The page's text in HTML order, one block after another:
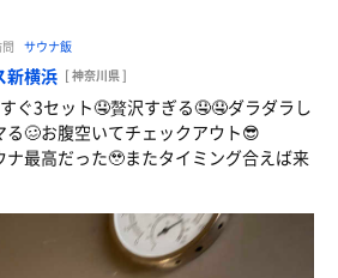
息するのも痛い🥵🥵耐えて下空いた瞬間
🤪怖くて立てないからこれ大事🤪🤪出
度いい水風呂でゆったり冷却して暖簾の
いスペースでなんか見たことあるマン
🥴
って炭酸泉で締めて終了
ョンGoogle先生に聞いたらルネ神星川
ら見たことあったんだ😉上星川初めて来
ぎはしてたんだね🤩
ールと僕の三大欲求満たして帰宅🏃
サウナ飯
新横浜 [ 神奈川県 ]
ぐ3セット🤤贅沢すぎる🤤🤤ダラダラし
る🥴お腹空いてチェックアウト😎
ナ最高だった🥹またタイミング合えば来